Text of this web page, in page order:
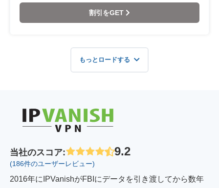
割引をGET
もっとロードする
当社のスコア: 9.2
(186件のユーザーレビュー)
2016年にIPVanishがFBIにデータを引き渡してから数年